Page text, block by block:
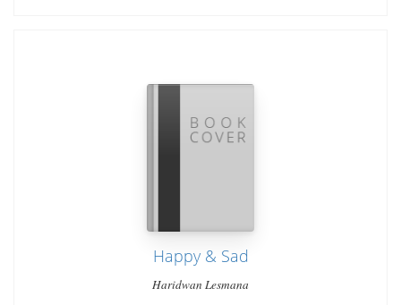
Happy & Sad
Haridwan Lesmana